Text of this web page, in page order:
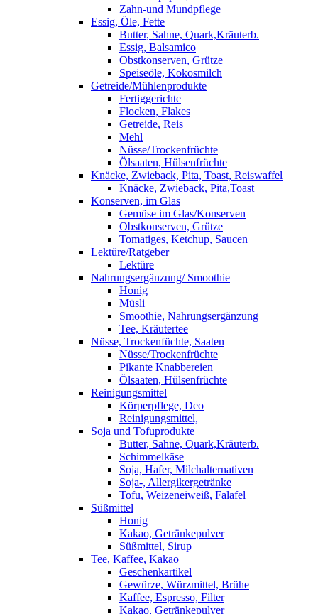
Zahn-und Mundpflege
Essig, Öle, Fette
Butter, Sahne, Quark,Kräuterb.
Essig, Balsamico
Obstkonserven, Grütze
Speiseöle, Kokosmilch
Getreide/Mühlenprodukte
Fertiggerichte
Flocken, Flakes
Getreide, Reis
Mehl
Nüsse/Trockenfrüchte
Ölsaaten, Hülsenfrüchte
Knäcke, Zwieback, Pita, Toast, Reiswaffel
Knäcke, Zwieback, Pita,Toast
Konserven, im Glas
Gemüse im Glas/Konserven
Obstkonserven, Grütze
Tomatiges, Ketchup, Saucen
Lektüre/Ratgeber
Lektüre
Nahrungsergänzung/ Smoothie
Honig
Müsli
Smoothie, Nahrungsergänzung
Tee, Kräutertee
Nüsse, Trockenfüchte, Saaten
Nüsse/Trockenfrüchte
Pikante Knabbereien
Ölsaaten, Hülsenfrüchte
Reinigungsmittel
Körperpflege, Deo
Reinigungsmittel,
Soja und Tofuprodukte
Butter, Sahne, Quark,Kräuterb.
Schimmelkäse
Soja, Hafer, Milchalternativen
Soja-, Allergikergetränke
Tofu, Weizeneiweiß, Falafel
Süßmittel
Honig
Kakao, Getränkepulver
Süßmittel, Sirup
Tee, Kaffee, Kakao
Geschenkartikel
Gewürze, Würzmittel, Brühe
Kaffee, Espresso, Filter
Kakao, Getränkepulver